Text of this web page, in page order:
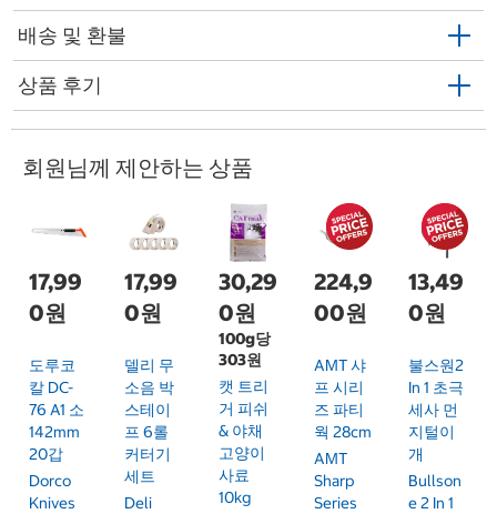
배송 및 환불
상품 후기
회원님께 제안하는 상품
17,99
0원
도루코
칼 DC-
76 A1 소
142mm
20갑
Dorco
Knives
17,99
0원
델리 무
소음 박
스테이
프 6롤
커터기
세트
Deli
30,29
0원
100g당
303원
캣 트리
거 피쉬
& 야채
고양이
사료
10kg
224,9
00원
AMT 샤
프 시리
즈 파티
웍 28cm
AMT
Sharp
Series
13,49
0원
불스원2
In 1 초극
세사 먼
지털이
개
Bullson
E 2 In 1